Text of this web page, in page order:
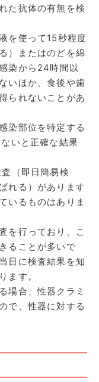
た抗体の有無を検
を使って15秒程度
）またはのどを綿
染から24時間以
いほか、食後や歯
られないことがあ
染部位を特定する
いと正確な結果
（即日簡易検
れる）があります
いるものはありま
を行っており、こ
ることが多いで
日に検査結果を知
ます。
場合、性器クラミ
で、性器に対する